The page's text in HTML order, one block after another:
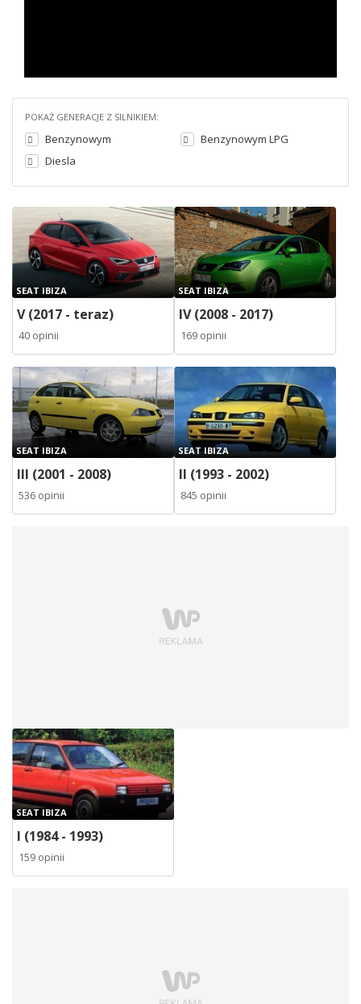
POKAŻ GENERACJE Z SILNIKIEM:
Benzynowym
Benzynowym LPG
Diesla
SEAT IBIZA
V (2017 - teraz)
40 opinii
SEAT IBIZA
IV (2008 - 2017)
169 opinii
SEAT IBIZA
III (2001 - 2008)
536 opinii
SEAT IBIZA
II (1993 - 2002)
845 opinii
SEAT IBIZA
I (1984 - 1993)
159 opinii